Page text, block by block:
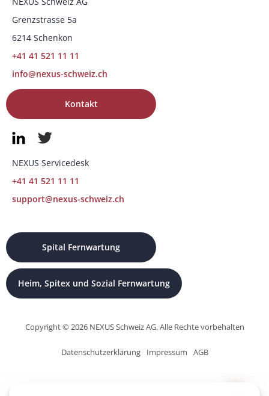
Grenzstrasse 5a
6214 Schenkon
+41 41 521 11 11
info@nexus-schweiz.ch
Kontakt
NEXUS Servicedesk
+41 41 521 11 11
support@nexus-schweiz.ch
Spital Fernwartung
Heim, Spitex und Sozial Fernwartung
Copyright © 2026 NEXUS Schweiz AG. Alle Rechte vorbehalten
Datenschutzerklärung Impressum AGB